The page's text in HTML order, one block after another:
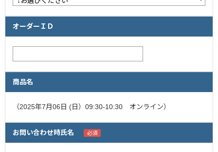
オーダーＩＤ
商品名
（2025年7月06日 (日）09:30-10:30 オンライン）
お問い合わせ時氏名